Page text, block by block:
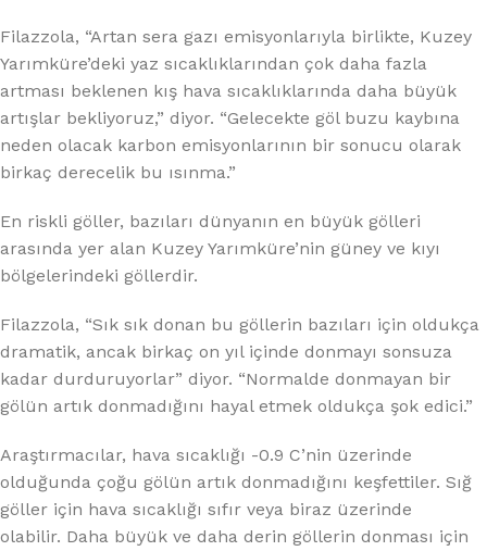
Filazzola, “Artan sera gazı emisyonlarıyla birlikte, Kuzey
Yarımküre’deki yaz sıcaklıklarından çok daha fazla
artması beklenen kış hava sıcaklıklarında daha büyük
artışlar bekliyoruz,” diyor. “Gelecekte göl buzu kaybına
neden olacak karbon emisyonlarının bir sonucu olarak
birkaç derecelik bu ısınma.”
En riskli göller, bazıları dünyanın en büyük gölleri
arasında yer alan Kuzey Yarımküre’nin güney ve kıyı
bölgelerindeki göllerdir.
Filazzola, “Sık sık donan bu göllerin bazıları için oldukça
dramatik, ancak birkaç on yıl içinde donmayı sonsuza
kadar durduruyorlar” diyor. “Normalde donmayan bir
gölün artık donmadığını hayal etmek oldukça şok edici.”
Araştırmacılar, hava sıcaklığı -0.9 C’nin üzerinde
olduğunda çoğu gölün artık donmadığını keşfettiler. Sığ
göller için hava sıcaklığı sıfır veya biraz üzerinde
olabilir. Daha büyük ve daha derin göllerin donması için